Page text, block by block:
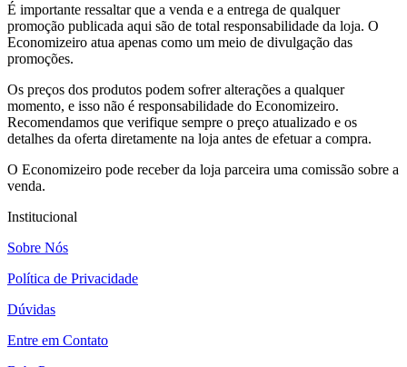
É importante ressaltar que a venda e a entrega de qualquer
promoção publicada aqui são de total responsabilidade da loja. O
Economizeiro atua apenas como um meio de divulgação das
promoções.
Os preços dos produtos podem sofrer alterações a qualquer
momento, e isso não é responsabilidade do Economizeiro.
Recomendamos que verifique sempre o preço atualizado e os
detalhes da oferta diretamente na loja antes de efetuar a compra.
O Economizeiro pode receber da loja parceira uma comissão sobre a
venda.
Institucional
Sobre Nós
Política de Privacidade
Dúvidas
Entre em Contato